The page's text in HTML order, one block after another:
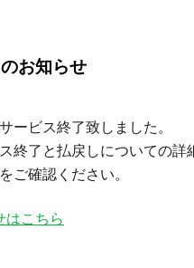
お知らせ
ービス終了致しました。
終了と払戻しについての詳
ご確認ください。
はこちら